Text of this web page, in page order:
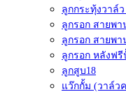
ลูกกระทุ้งวาล์
ลูกรอก สายพา
ลูกรอก สายพา
ลูกรอก หลังฟ
ลูกสูบ18
แว๊กกั้ม (วาล์ว